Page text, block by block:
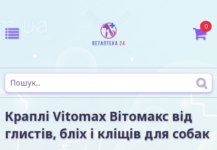
0
Краплі Vitomax Вітомакс від
глистів, бліх і кліщів для собак